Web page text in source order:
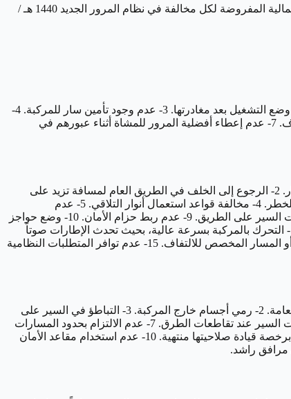
أصدر مجلس الوزراء مجموعة من التعديلات على جدول المخالفات المرورية والعقوبات المقررة لها وكذلك السرعات، مع تحديد قيمة الغرامات المالية المفروضة لكل مخالفة في نظام المرور الجديد 1440 هـ /
1- قيادة المركبة في الأسواق التي لا يُسمح بالقيادة فيها. 2- ترك المركبة مفتوحة وفي وضع التشغيل بعد مغادرتها. 3- عدم وجود تأمين سار للمركبة. 4-
عبور المشاة للطرق من غير الأماكن المخصصة لهم. 5- عدم تقيد المشاة بالإشارات الخاصة بهم. 6- وقوف المركبة في أماكن غير مخصصة للوقوف. 7- عدم إعطاء أفضلية المرور للمشاة أثناء عبورهم في
1- عدم استخدام إشارة الالتفاف عند التحول لليمين أو اليسار أو التجاوز أو تغيير المسار. 2- الرجوع إلى الخلف في الطريق العام لمسافة تزيد على
عشرين متراً. 3- قيام سائق الدراجة الآلية أو العادية- أو ما في حكهما- بالتعلق بأي مركبة أخرى ،أو سحب أو حمل أشياء تعرض مستخدم الطريق للخطر. 4- مخالفة قواعد استعمال أنوار التلاقي. 5- عدم
حمل رخصة القيادة أو رخصة السير أثناء القيادة. 6- إساءة استعمال منبه المركبة. 7- عدم تقديم المركبة للفحص الفني الدوري. 8- مخالفة تنظيمات السير على الطريق. 9- عدم ربط حزام الأمان. 10- وضع حواجز
داخل المركبة أو خارجها تعوق رؤية السائق. 11- عدم ترك السائق مسافة كافية بين مركبته والمركبة التي أمامه، تسمح له بتفادي وقوع حادث. 12- التحرك بالمركبة بسرعة عالية، بحيث تحدث الإطارات صوتاً
عالياً. 13- التجمهر في موقع الحادث. 14- قيام السائق بتخطي أرتال المركبات أمام إشارات المرور أو نقاط الضبط الأمني باستخدام كتف الطريق أو المسار المخصص للالتفاف. 15- عدم توافر المتطلبات النظامية
1-عدم اتخاذ الاحتياطات اللازمة عند إيقاف المركبة في حالات الطوارئ على الطرق العامة. 2- رمي أجسام خارج المركبة. 3- التباطؤ في السير على
نحو يعرقل الحركة. 4- الانشغال بغير الطريق أثناء قيادة المركبة. 5- استعمال المكابح (الفرامل) بشكل مفاجئ لغير ضرورة. 6- عدم التقيد بتنظيمات السير عند تقاطعات الطرق. 7- عدم الالتزام بحدود المسارات
المحددة على الطريق. 8- إحداث ضوضاء باستعمال أجهزة من داخل المركبة، أو ارتكاب أي سلوك يتنافى مع الآداب العامة، أثناء القيادة. 9- القيادة برخصة قيادة صلاحيتها منتهية. 10- عدم استخدام مقاعد الأمان